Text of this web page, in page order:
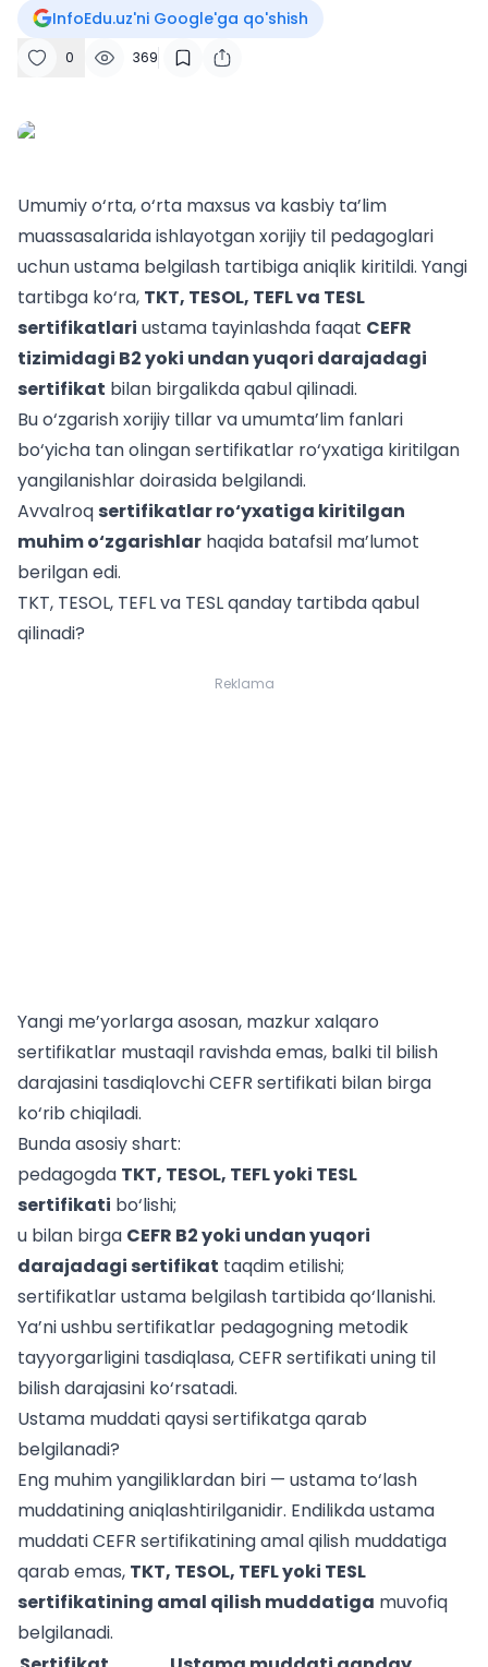
InfoEdu.uz'ni Google'ga qo'shish
0 369
Umumiy o‘rta, o‘rta maxsus va kasbiy ta’lim
muassasalarida ishlayotgan xorijiy til pedagoglari
uchun ustama belgilash tartibiga aniqlik kiritildi. Yangi
tartibga ko‘ra, TKT, TESOL, TEFL va TESL
sertifikatlari ustama tayinlashda faqat CEFR
tizimidagi B2 yoki undan yuqori darajadagi
sertifikat bilan birgalikda qabul qilinadi.
Bu o‘zgarish xorijiy tillar va umumta’lim fanlari
bo‘yicha tan olingan sertifikatlar ro‘yxatiga kiritilgan
yangilanishlar doirasida belgilandi.
Avvalroq sertifikatlar ro‘yxatiga kiritilgan
muhim o‘zgarishlar haqida batafsil ma’lumot
berilgan edi.
TKT, TESOL, TEFL va TESL qanday tartibda qabul
qilinadi?
Reklama
Yangi me’yorlarga asosan, mazkur xalqaro
sertifikatlar mustaqil ravishda emas, balki til bilish
darajasini tasdiqlovchi CEFR sertifikati bilan birga
ko‘rib chiqiladi.
Bunda asosiy shart:
pedagogda TKT, TESOL, TEFL yoki TESL
sertifikati bo‘lishi;
u bilan birga CEFR B2 yoki undan yuqori
darajadagi sertifikat taqdim etilishi;
sertifikatlar ustama belgilash tartibida qo‘llanishi.
Ya’ni ushbu sertifikatlar pedagogning metodik
tayyorgarligini tasdiqlasa, CEFR sertifikati uning til
bilish darajasini ko‘rsatadi.
Ustama muddati qaysi sertifikatga qarab
belgilanadi?
Eng muhim yangiliklardan biri — ustama to‘lash
muddatining aniqlashtirilganidir. Endilikda ustama
muddati CEFR sertifikatining amal qilish muddatiga
qarab emas, TKT, TESOL, TEFL yoki TESL
sertifikatining amal qilish muddatiga muvofiq
belgilanadi.